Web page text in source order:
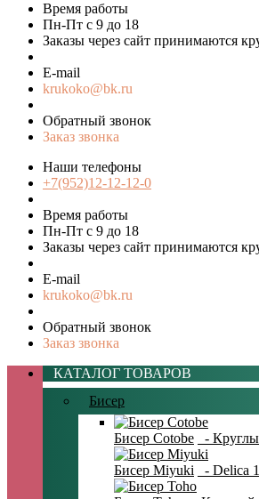
Время работы
Пн-Пт с 9 до 18
Заказы через сайт принимаются
E-mail
krukoko@bk.ru
Обратный звонок
Заказ звонка
Наши телефоны
+7(952)12-12-12-0
Время работы
Пн-Пт с 9 до 18
Заказы через сайт принимаются
E-mail
krukoko@bk.ru
Обратный звонок
Заказ звонка
КАТАЛОГ ТОВАРОВ
Бисер
Бисер Cotobe -
Бисер Miyuki - Delica